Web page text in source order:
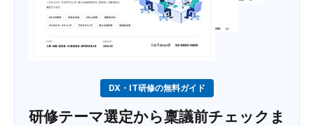
DX・IT研修の無料ガイド
研修テーマ選定から稟議前チェックま